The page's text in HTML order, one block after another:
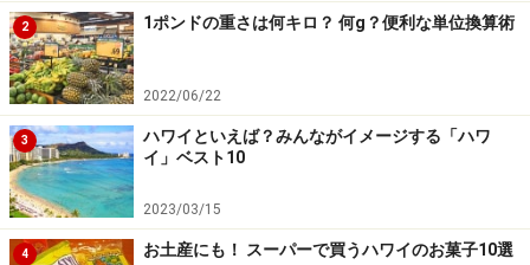
03-6863-7700
参加対象：5～12歳のホテル宿泊者
時間：1日8:00～15:00 半日8:00～12:00、または、
11:30～15:00
料金：1日95ドル（遠足日110ドル） 半日80ドル（遠足
なし）
※ランチ、特製Tシャツ代含む
申し込み：希望日の24時間前までに、メインロビーのア
2 1ポンドの重さは何キロ？ 何g？便利な単位換算術
2022/06/22
3
ハワイといえば？みんながイメージする「ハワ
イ」ベスト10
2023/03/15
4 お土産にも！ スーパーで買うハワイのお菓子10選